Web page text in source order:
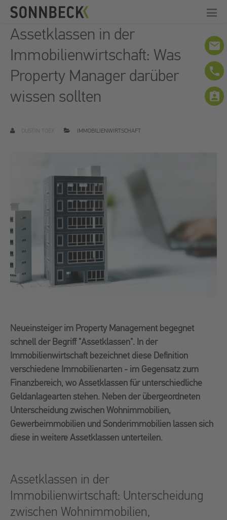
Assetklassen in der
Immobilienwirtschaft: Was
Property Manager darüber
wissen sollten
IMMOBILIENWIRTSCHAFT
Neueinsteiger im Property Management begegnet
schnell der Begriff "Assetklassen". In der
Immobilienwirtschaft bezeichnet diese Definition
verschiedene Immobilienarten - im Gegensatz zum
Finanzbereich, wo Assetklassen für unterschiedliche
Geldanlagearten stehen. Neben der übergeordneten
Unterscheidung zwischen Wohnimmobilien,
Gewerbeimmobilien und Sonderimmobilien lassen sich
diese in weitere Assetklassen unterteilen.
Assetklassen in der
Immobilienwirtschaft: Unterscheidung
zwischen Wohnimmobilien,
email
phone
assignment_ind